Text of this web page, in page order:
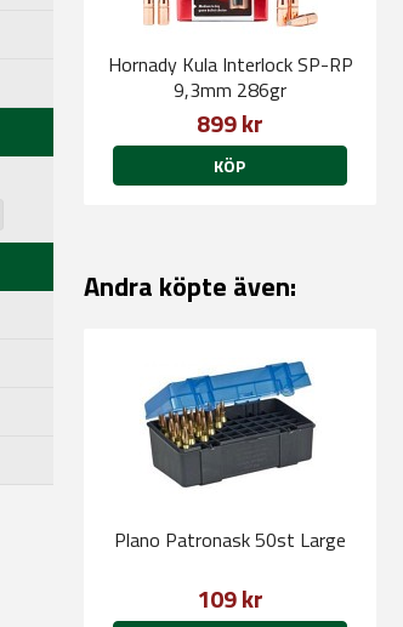
Hornady Kula Interlock SP-RP
9,3mm 286gr
899 kr
KÖP
Andra köpte även:
Plano Patronask 50st Large
109 kr